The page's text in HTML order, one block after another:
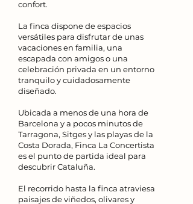
confort.
La finca dispone de espacios
versátiles para disfrutar de unas
vacaciones en familia, una
escapada con amigos o una
celebración privada en un entorno
tranquilo y cuidadosamente
diseñado.
Ubicada a menos de una hora de
Barcelona y a pocos minutos de
Tarragona, Sitges y las playas de la
Costa Dorada, Finca La Concertista
es el punto de partida ideal para
descubrir Cataluña.
El recorrido hasta la finca atraviesa
paisajes de viñedos, olivares y